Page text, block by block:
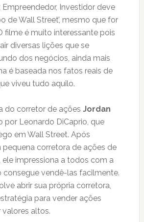
Empreendedor, Investidor deve
de Wall Street’, mesmo que for
filme é muito interessante pois
diversas lições que se
dos negócios, ainda mais
é baseada nos fatos reais de
viveu tudo aquilo.
do corretor de ações Jordan
por Leonardo DiCaprio, que
em Wall Street. Após
pequena corretora de ações de
ele impressiona a todos com a
consegue vendê-las facilmente.
abrir sua própria corretora,
para vender ações
altos.